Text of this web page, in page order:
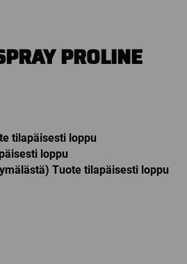
PROLINE
tilapäisesti loppu
loppu
Tuote tilapäisesti loppu